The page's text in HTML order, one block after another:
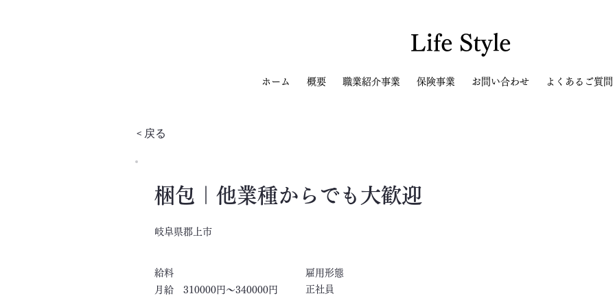
Life Style
ホーム 概要 職業紹介事業 保険事業 お問い合わせ よくあるご質問
< 戻る
梱包｜他業種からでも大歓迎
岐阜県郡上市
​給料
​雇用形態
月給 310000円～340000円
正社員